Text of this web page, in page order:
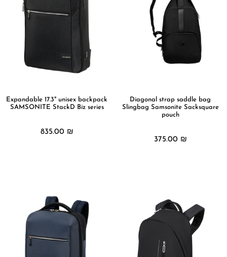
Diagonal strap saddle bag
Slingbag Samsonite Sacksquare
pouch
375.00 ₪
Expandable 17.3" unisex backpack
SAMSONITE StackD Biz series
835.00 ₪